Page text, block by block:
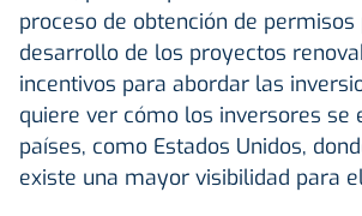
proceso de obtención de
desarrollo de los proyectos
incentivos para abordar las
quiere ver cómo los inversores se
países, como Estados Unidos,
existe una mayor visibilidad para